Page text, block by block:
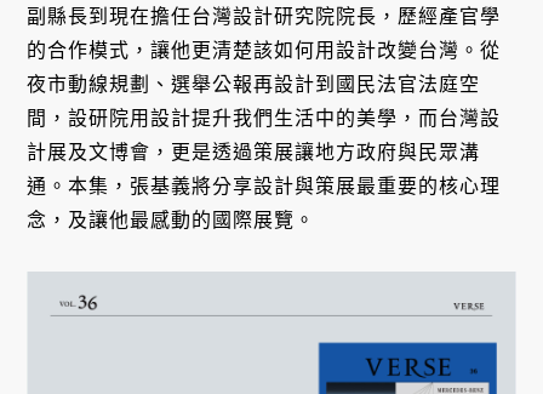
副縣長到現在擔任台灣設計研究院院長，歷經產官學
的合作模式，讓他更清楚該如何用設計改變台灣。從
夜市動線規劃、選舉公報再設計到國民法官法庭空
間，設研院用設計提升我們生活中的美學，而台灣設
計展及文博會，更是透過策展讓地方政府與民眾溝
通。本集，張基義將分享設計與策展最重要的核心理
念，及讓他最感動的國際展覽。